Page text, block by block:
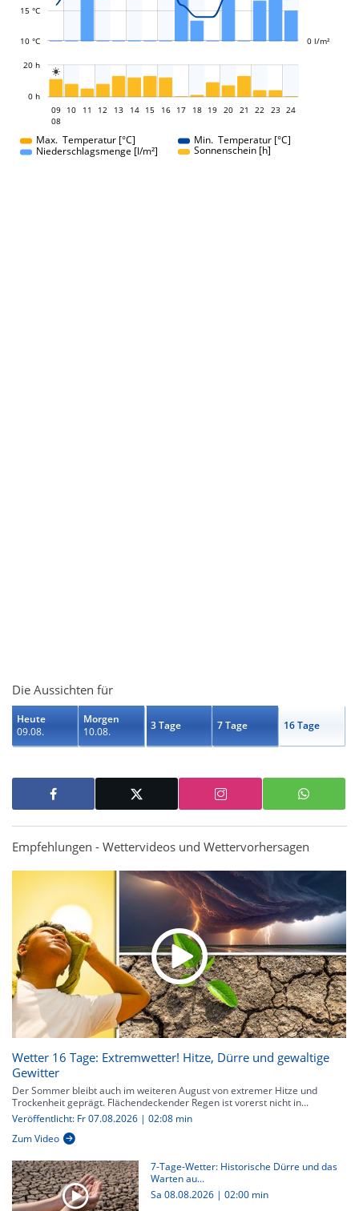
10 °C
15 °C
0 l/m²

0 h
20 h
09
09
08
10 11 12 13 14 15 16 17 18 19 20 21 22 23 24
Max. Temperatur [°C]
Min. Temperatur [°C]
Niederschlagsmenge [l/m²]
Sonnenschein [h]
Die Aussichten für
Heute
09.08.
Morgen
10.08.
3 Tage 7 Tage 16 Tage
Empfehlungen - Wettervideos und Wettervorhersagen
Wetter 16 Tage: Extremwetter! Hitze, Dürre und gewaltige
Gewitter
Der Sommer bleibt auch im weiteren August von extremer Hitze und
Trockenheit geprägt. Flächendeckender Regen ist vorerst nicht in...
Veröffentlicht: Fr 07.08.2026 | 02:08 min
Zum Video
7-Tage-Wetter: Historische Dürre und das
Warten au...
Sa 08.08.2026 | 02:00 min